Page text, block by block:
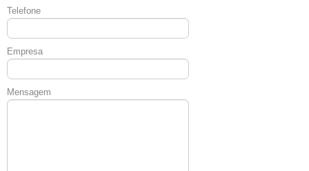
Telefone
Empresa
Mensagem